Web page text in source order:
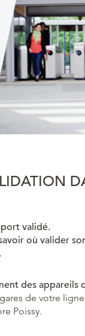
validé.
où valider
des appareils
de votre
Poissy.